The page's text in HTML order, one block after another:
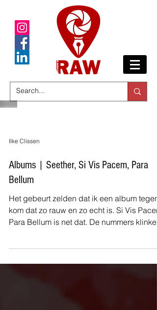
Ilke Clissen
Albums | Seether, Si Vis Pacem, Para
Bellum
Het gebeurt zelden dat ik een album tegen
kom dat zo rauw en zo echt is. Si Vis
Para Bellum is net dat. De nummers klinken